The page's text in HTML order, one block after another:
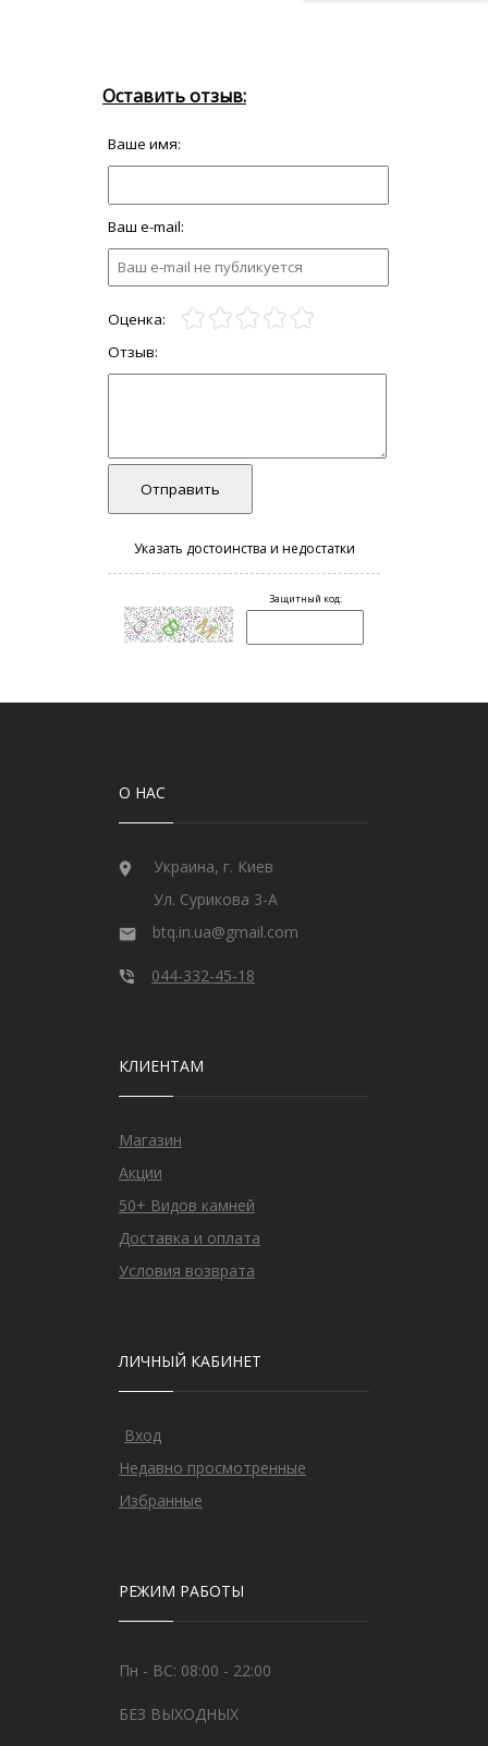
О НАС
Украина, г. Киев
Ул. Сурикова 3-А
btq.in.ua@gmail.com
044-332-45-18
КЛИЕНТАМ
Магазин
Акции
50+ Видов камней
Доставка и оплата
Условия возврата
ЛИЧНЫЙ КАБИНЕТ
Вход
Недавно просмотренные
Избранные
РЕЖИМ РАБОТЫ
Пн - ВС: 08:00 - 22:00
БЕЗ ВЫХОДНЫХ